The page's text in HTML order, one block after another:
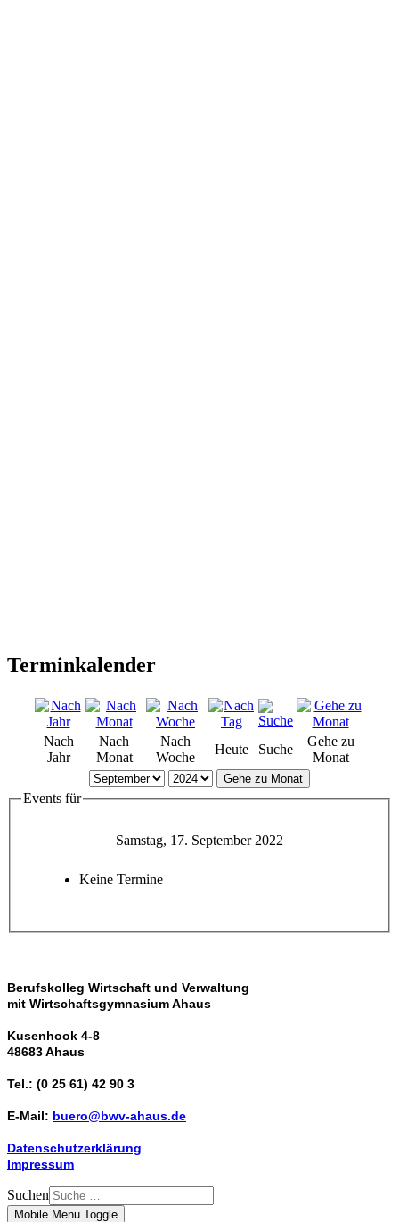
Terminkalender
Nach
Jahr
Nach
Monat
Nach
Woche
Heute Suche
Gehe zu
Monat
Gehe zu Monat
Events für
Samstag, 17. September 2022
Keine Termine
Berufskolleg Wirtschaft und Verwaltung
mit Wirtschaftsgymnasium Ahaus
Kusenhook 4-8
48683 Ahaus
Tel.: (0 25 61) 42 90 3
E-Mail: buero@bwv-ahaus.de
Datenschutzerklärung
Impressum
Suchen
Mobile Menu Toggle